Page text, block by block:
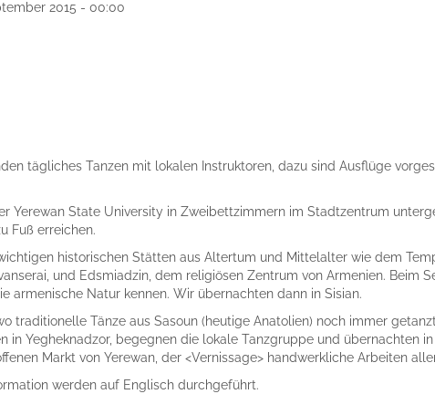
2015 - 00:00
tägliches Tanzen mit lokalen Instruktoren, dazu sind Ausflüge
Yerewan State University in Zweibettzimmern im Stadtzentrum
Fuß erreichen.
historischen Stätten aus Altertum und Mittelalter wie dem
und Edsmiadzin, dem religiösen Zentrum von Armenien. Beim
armenische Natur kennen. Wir übernachten dann in Sisian.
traditionelle Tänze aus Sasoun (heutige Anatolien) noch immer
in Yegheknadzor, begegnen die lokale Tanzgruppe und übernachten
Markt von Yerewan, der <Vernissage> handwerkliche Arbeiten
werden auf Englisch durchgeführt.